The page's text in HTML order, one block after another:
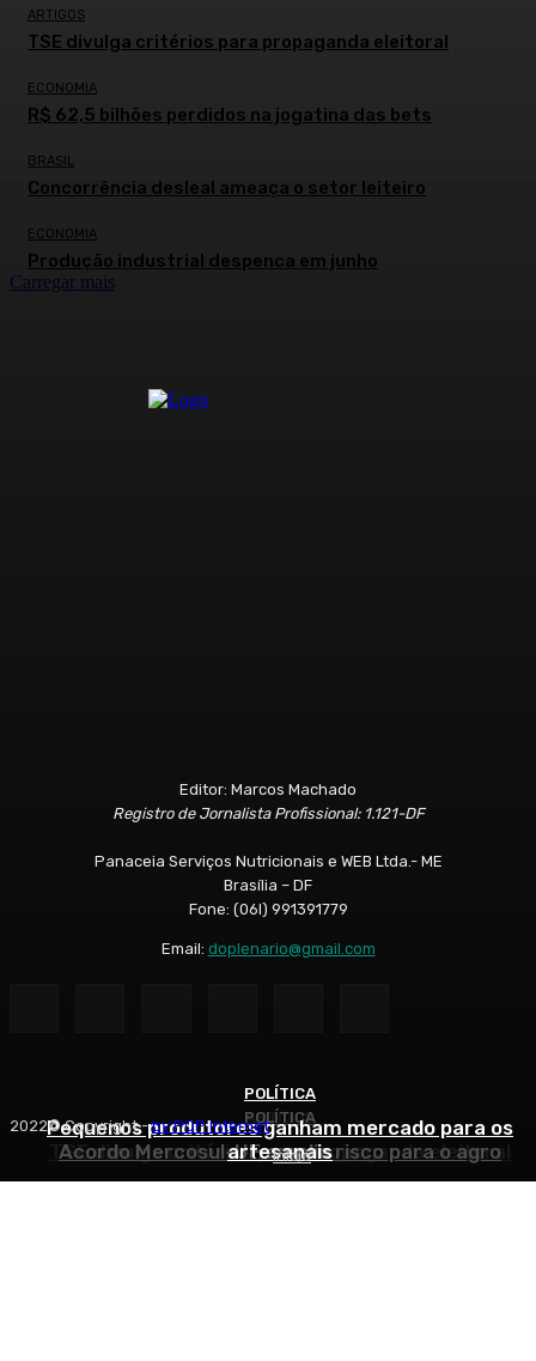
ARTIGOS
TSE divulga critérios para propaganda eleitoral
POLÍTICA
Acordo Mercosul-UE amplia risco para o agro
POLÍTICA
Pequenos produtores ganham mercado para os
artesanais
ARTIGOS
TSE divulga critérios para propaganda eleitoral
ECONOMIA
R$ 62,5 bilhões perdidos na jogatina das bets
BRASIL
Concorrência desleal ameaça o setor leiteiro
ECONOMIA
Produção industrial despenca em junho
Carregar mais
Editor: Marcos Machado
Registro de Jornalista Profissional: 1.121-DF
Panaceia Serviços Nutricionais e WEB Ltda.- ME
Brasília – DF
Fone: (06l) 991391779
Email: doplenario@gmail.com
2022© Copyright -by POP Internet
Início